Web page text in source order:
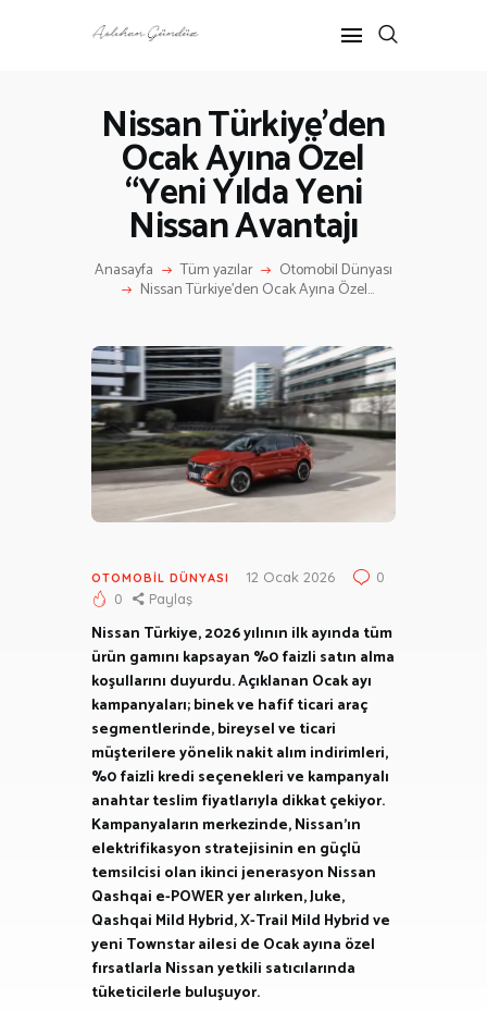
Nissan Türkiye’den
Ocak Ayına Özel
“Yeni Yılda Yeni
Nissan Avantajı
Anasayfa Tüm yazılar Otomobil Dünyası
Nissan Türkiye’den Ocak Ayına Özel...
ANASAYFA
RÖPORTAJ
ANNE-ÇOCUK
KÜLTÜR SANAT
HAKKIMDA
OTOMOBIL DÜNYASI 12 Ocak 2026
0
0
Paylaş
Nissan Türkiye, 2026 yılının ilk ayında tüm
ürün gamını kapsayan %0 faizli satın alma
koşullarını duyurdu. Açıklanan Ocak ayı
kampanyaları; binek ve hafif ticari araç
segmentlerinde, bireysel ve ticari
müşterilere yönelik nakit alım indirimleri,
%0 faizli kredi seçenekleri ve kampanyalı
anahtar teslim fiyatlarıyla dikkat çekiyor.
Kampanyaların merkezinde, Nissan’ın
elektrifikasyon stratejisinin en güçlü
temsilcisi olan ikinci jenerasyon Nissan
Qashqai e-POWER yer alırken, Juke,
Qashqai Mild Hybrid, X-Trail Mild Hybrid ve
yeni Townstar ailesi de Ocak ayına özel
fırsatlarla Nissan yetkili satıcılarında
tüketicilerle buluşuyor.